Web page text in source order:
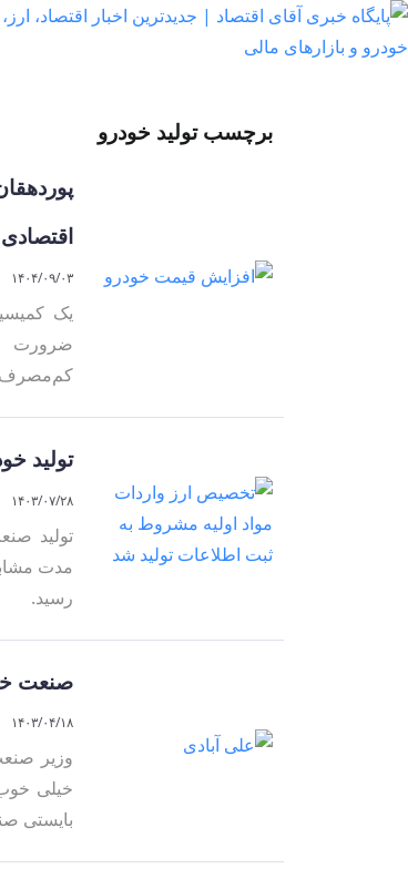
برچسب تولید خودرو
۱۴۰۴/۰۹/۰۳
یک
ضرورت
کم‌مصرف
تولید خودرو ۵ درصد
۱۴۰۳/۰۷/۲۸
تولید
رسید.
صنعت
۱۴۰۳/۰۴/۱۸
وزیر
خیلی خوب
بایستی